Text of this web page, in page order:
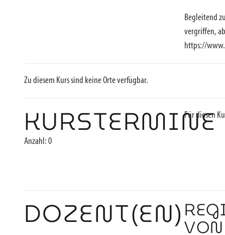
Begleitend
vergriffen,
https://
Zu diesem Kurs sind keine Orte verfügbar.
KURSTERMINE
Anzahl: 0
Für diesen
DOZENT(EN)VON